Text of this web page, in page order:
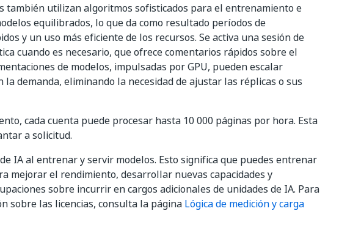
también utilizan algoritmos sofisticados para el entrenamiento e
equilibrados, lo que da como resultado períodos de
y un uso más eficiente de los recursos. Se activa una sesión de
cuando es necesario, que ofrece comentarios rápidos sobre el
de modelos, impulsadas por GPU, pueden escalar
demanda, eliminando la necesidad de ajustar las réplicas o sus
cada cuenta puede procesar hasta 10 000 páginas por hora. Esta
a solicitud.
IA al entrenar y servir modelos. Esto significa que puedes entrenar
mejorar el rendimiento, desarrollar nuevas capacidades y
sobre incurrir en cargos adicionales de unidades de IA. Para
sobre las licencias, consulta la página Lógica de medición y carga